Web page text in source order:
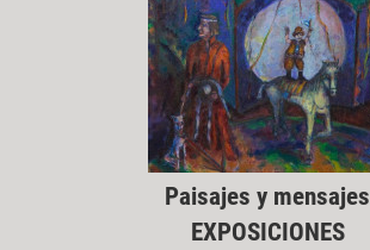
Paisajes y mensajes
EXPOSICIONES